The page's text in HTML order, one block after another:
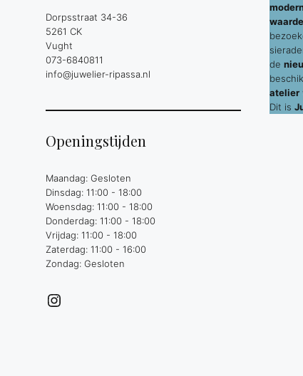
Dorpsstraat 34-36
5261 CK
Vught
073-6840811
info@juwelier-ripassa.nl
Openingstijden
Maandag: Gesloten
Dinsdag: 11:00 - 18:00
Woensdag: 11:00 - 18:00
Donderdag: 11:00 - 18:00
Vrijdag: 11:00 - 18:00
Zaterdag: 11:00 - 16:00
Zondag: Gesloten
Instagram
de
atelier
Dit is